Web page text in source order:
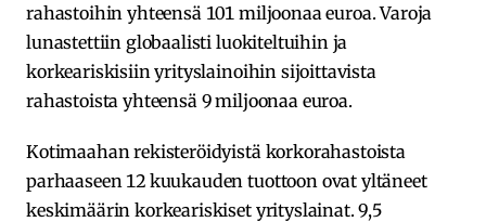
rahastoihin yhteensä 101 miljoonaa euroa. Varoja
lunastettiin globaalisti luokiteltuihin ja
korkeariskisiin yrityslainoihin sijoittavista
rahastoista yhteensä 9 miljoonaa euroa.
Kotimaahan rekisteröidyistä korkorahastoista
parhaaseen 12 kuukauden tuottoon ovat yltäneet
keskimäärin korkeariskiset yrityslainat. 9,5